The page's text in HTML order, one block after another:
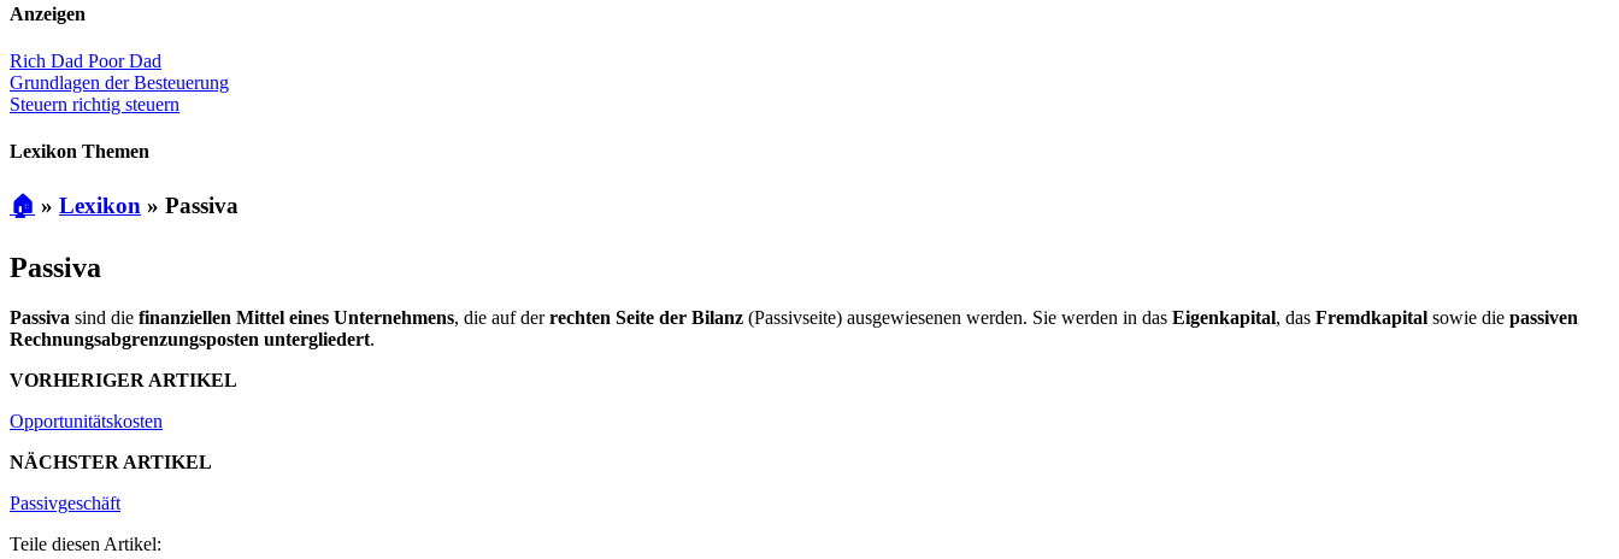
Anzeigen
Rich Dad Poor Dad
Grundlagen der Besteuerung
Steuern richtig steuern
Lexikon Themen
🏠 » Lexikon » Passiva
Passiva
Passiva sind die finanziellen Mittel eines Unternehmens, die auf derrechten Seite der Bilanz (Passivseite) ausgewiesenen werden. Sie werden in das Eigenkapital, das Fremdkapital sowie die passiven
Rechnungsabgrenzungsposten untergliedert.
VORHERIGER ARTIKEL
Opportunitätskosten
NÄCHSTER ARTIKEL
Passivgeschäft
Teile diesen Artikel: